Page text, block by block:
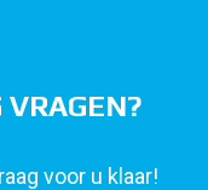
VRAGEN?
voor u klaar!